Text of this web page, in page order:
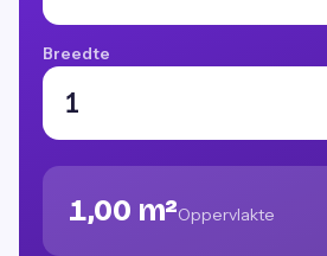
Breedte
1,00 m²Oppervlakte